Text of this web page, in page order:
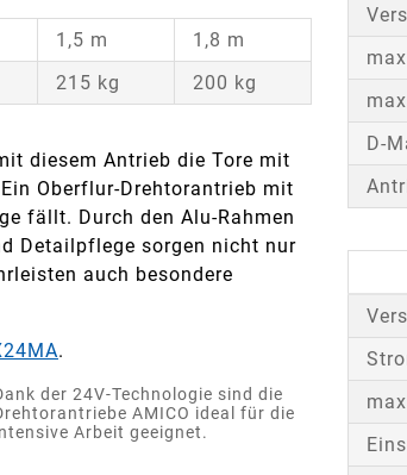
1,5 m
1,8 m
215 kg 200 kg
diesem Antrieb die Tore mit
Oberflur-Drehtorantrieb mit
fällt. Durch den Alu-Rahmen
Detailpflege sorgen nicht nur
auch besondere
.
der 24V-Technologie sind die
AMICO ideal für die
Arbeit geeignet.
D-